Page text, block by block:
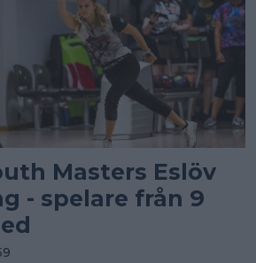
Masters Eslöv
- spelare från 9